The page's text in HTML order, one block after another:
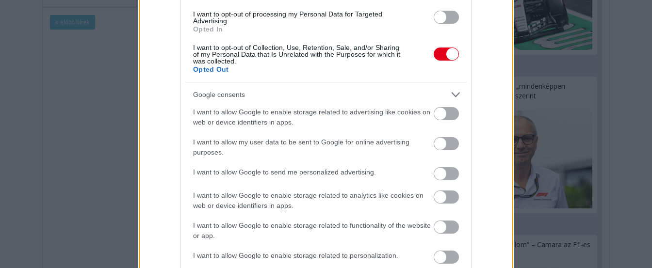
I want to opt-out of processing my Personal Data for Targeted
Advertising.
Opted In
I want to opt-out of Collection, Use, Retention, Sale, and/or Sharing
of my Personal Data that Is Unrelated with the Purposes for which it
was collected.
Opted Out
Google consents
I want to allow Google to enable storage related to advertising like cookies on
web or device identifiers in apps.
I want to allow my user data to be sent to Google for online advertising
purposes.
I want to allow Google to send me personalized advertising.
I want to allow Google to enable storage related to analytics like cookies on
web or device identifiers in apps.
I want to allow Google to enable storage related to functionality of the website
or app.
I want to allow Google to enable storage related to personalization.
előző hírek
Az F1-es Német Nagydíj „mindenképpen
megvalósul” Domenicali szerint
1 napja
„Jó látni, hogy közel az álom” – Camara az F1-es
pletykákról